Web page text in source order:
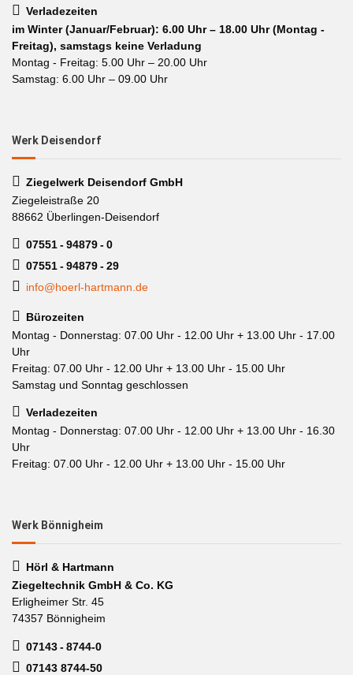
Verladezeiten
im Winter (Januar/Februar): 6.00 Uhr – 18.00 Uhr (Montag -
Freitag), samstags keine Verladung
Montag - Freitag: 5.00 Uhr – 20.00 Uhr
Samstag: 6.00 Uhr – 09.00 Uhr
Werk Deisendorf
Ziegelwerk Deisendorf GmbH
Ziegeleistraße 20
88662 Überlingen-Deisendorf
07551 - 94879 - 0
07551 - 94879 - 29
info@hoerl-hartmann.de
Bürozeiten
Montag - Donnerstag: 07.00 Uhr - 12.00 Uhr + 13.00 Uhr - 17.00
Uhr
Freitag: 07.00 Uhr - 12.00 Uhr + 13.00 Uhr - 15.00 Uhr
Samstag und Sonntag geschlossen
Verladezeiten
Montag - Donnerstag: 07.00 Uhr - 12.00 Uhr + 13.00 Uhr - 16.30
Uhr
Freitag: 07.00 Uhr - 12.00 Uhr + 13.00 Uhr - 15.00 Uhr
Werk Bönnigheim
Hörl & Hartmann
Ziegeltechnik GmbH & Co. KG
Erligheimer Str. 45
74357 Bönnigheim
07143 - 8744-0
07143 8744-50